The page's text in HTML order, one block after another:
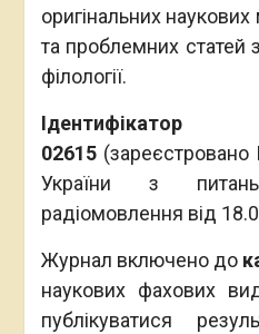
оригінальних наукових
та проблемних статей
філології.
Ідентифікатор
02615
України з
радіомовлення від
Журнал включено до
наукових фахових
публікуватися